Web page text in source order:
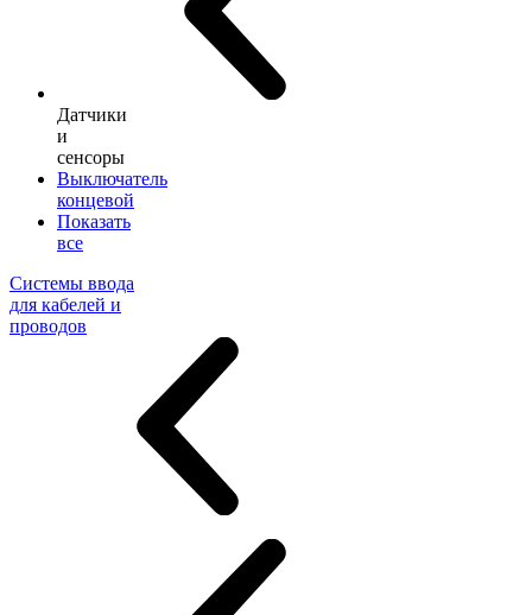
Датчики
и
сенсоры
Выключатель
концевой
Показать
все
Системы ввода
для кабелей и
проводов